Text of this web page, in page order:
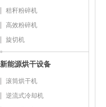
秸秆粉碎机
高效粉碎机
旋切机
新能源烘干设备
滚筒烘干机
逆流式冷却机